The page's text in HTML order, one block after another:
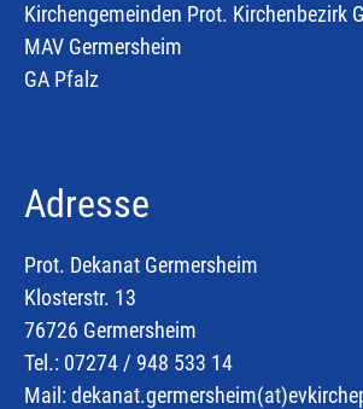
Kirchengemeinden Prot. Kirchenbezirk
MAV Germersheim
GA Pfalz
Adresse
Prot. Dekanat Germersheim
Klosterstr. 13
76726 Germersheim
Tel.: 07274 / 948 533 14
Mail:dekanat.germersheim(at)